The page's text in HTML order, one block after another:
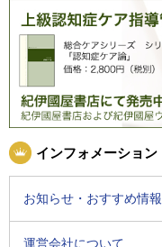
インフォメーション
お知らせ・おすすめ情報
運営会社について